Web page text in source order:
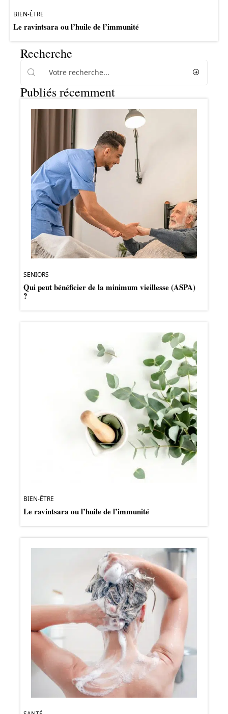
BIEN-ÊTRE
Le ravintsara ou l’huile de l’immunité
Recherche
Publiés récemment
SENIORS
Qui peut bénéficier de la minimum vieillesse (ASPA)
?
BIEN-ÊTRE
Le ravintsara ou l’huile de l’immunité